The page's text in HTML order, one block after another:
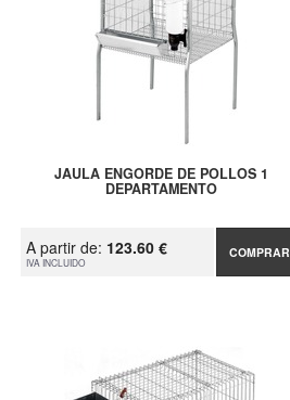
JAULA ENGORDE DE POLLOS 1
DEPARTAMENTO
A partir de: 123.60 €
IVA INCLUIDO
COMPRAR